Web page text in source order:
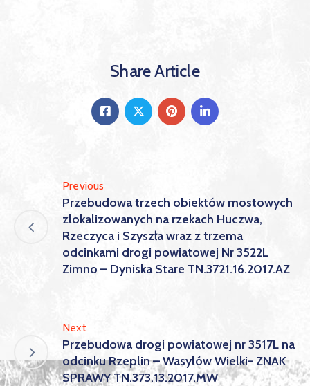
Share Article
Previous
Przebudowa trzech obiektów mostowych
zlokalizowanych na rzekach Huczwa,
Rzeczyca i Szyszła wraz z trzema
odcinkami drogi powiatowej Nr 3522L
Zimno – Dyniska Stare TN.3721.16.2017.AZ
Next
Przebudowa drogi powiatowej nr 3517L na
odcinku Rzeplin – Wasylów Wielki- ZNAK
SPRAWY TN.373.13.2017.MW